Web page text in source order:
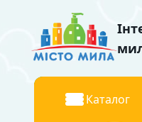
Каталог